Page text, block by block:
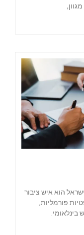
הוא איש ציבור
פורמליות,